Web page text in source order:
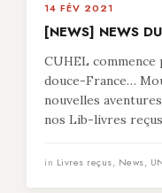
14 FÉV 2021
[NEWS] NEWS
CUHEL
douce-France…
nouvelles
nos Lib-livres reçus
in Livres reçus, News,